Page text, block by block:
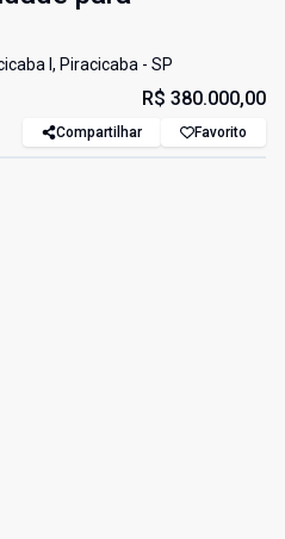
I, Piracicaba - SP
R$ 380.000,00
Compartilhar Favorito